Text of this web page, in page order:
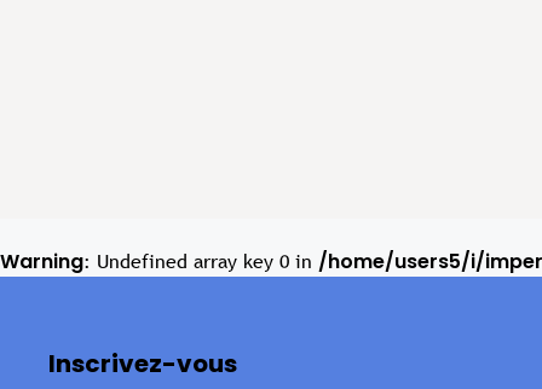
Warning: Undefined array key 0 in /home/users5/i/
Inscrivez-vous